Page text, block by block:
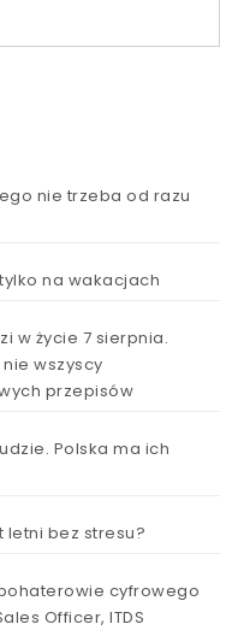
nie trzeba od razu
na wakacjach
w życie 7 sierpnia.
wszyscy
przepisów
Polska ma ich
bez stresu?
cyfrowego
Officer, ITDS